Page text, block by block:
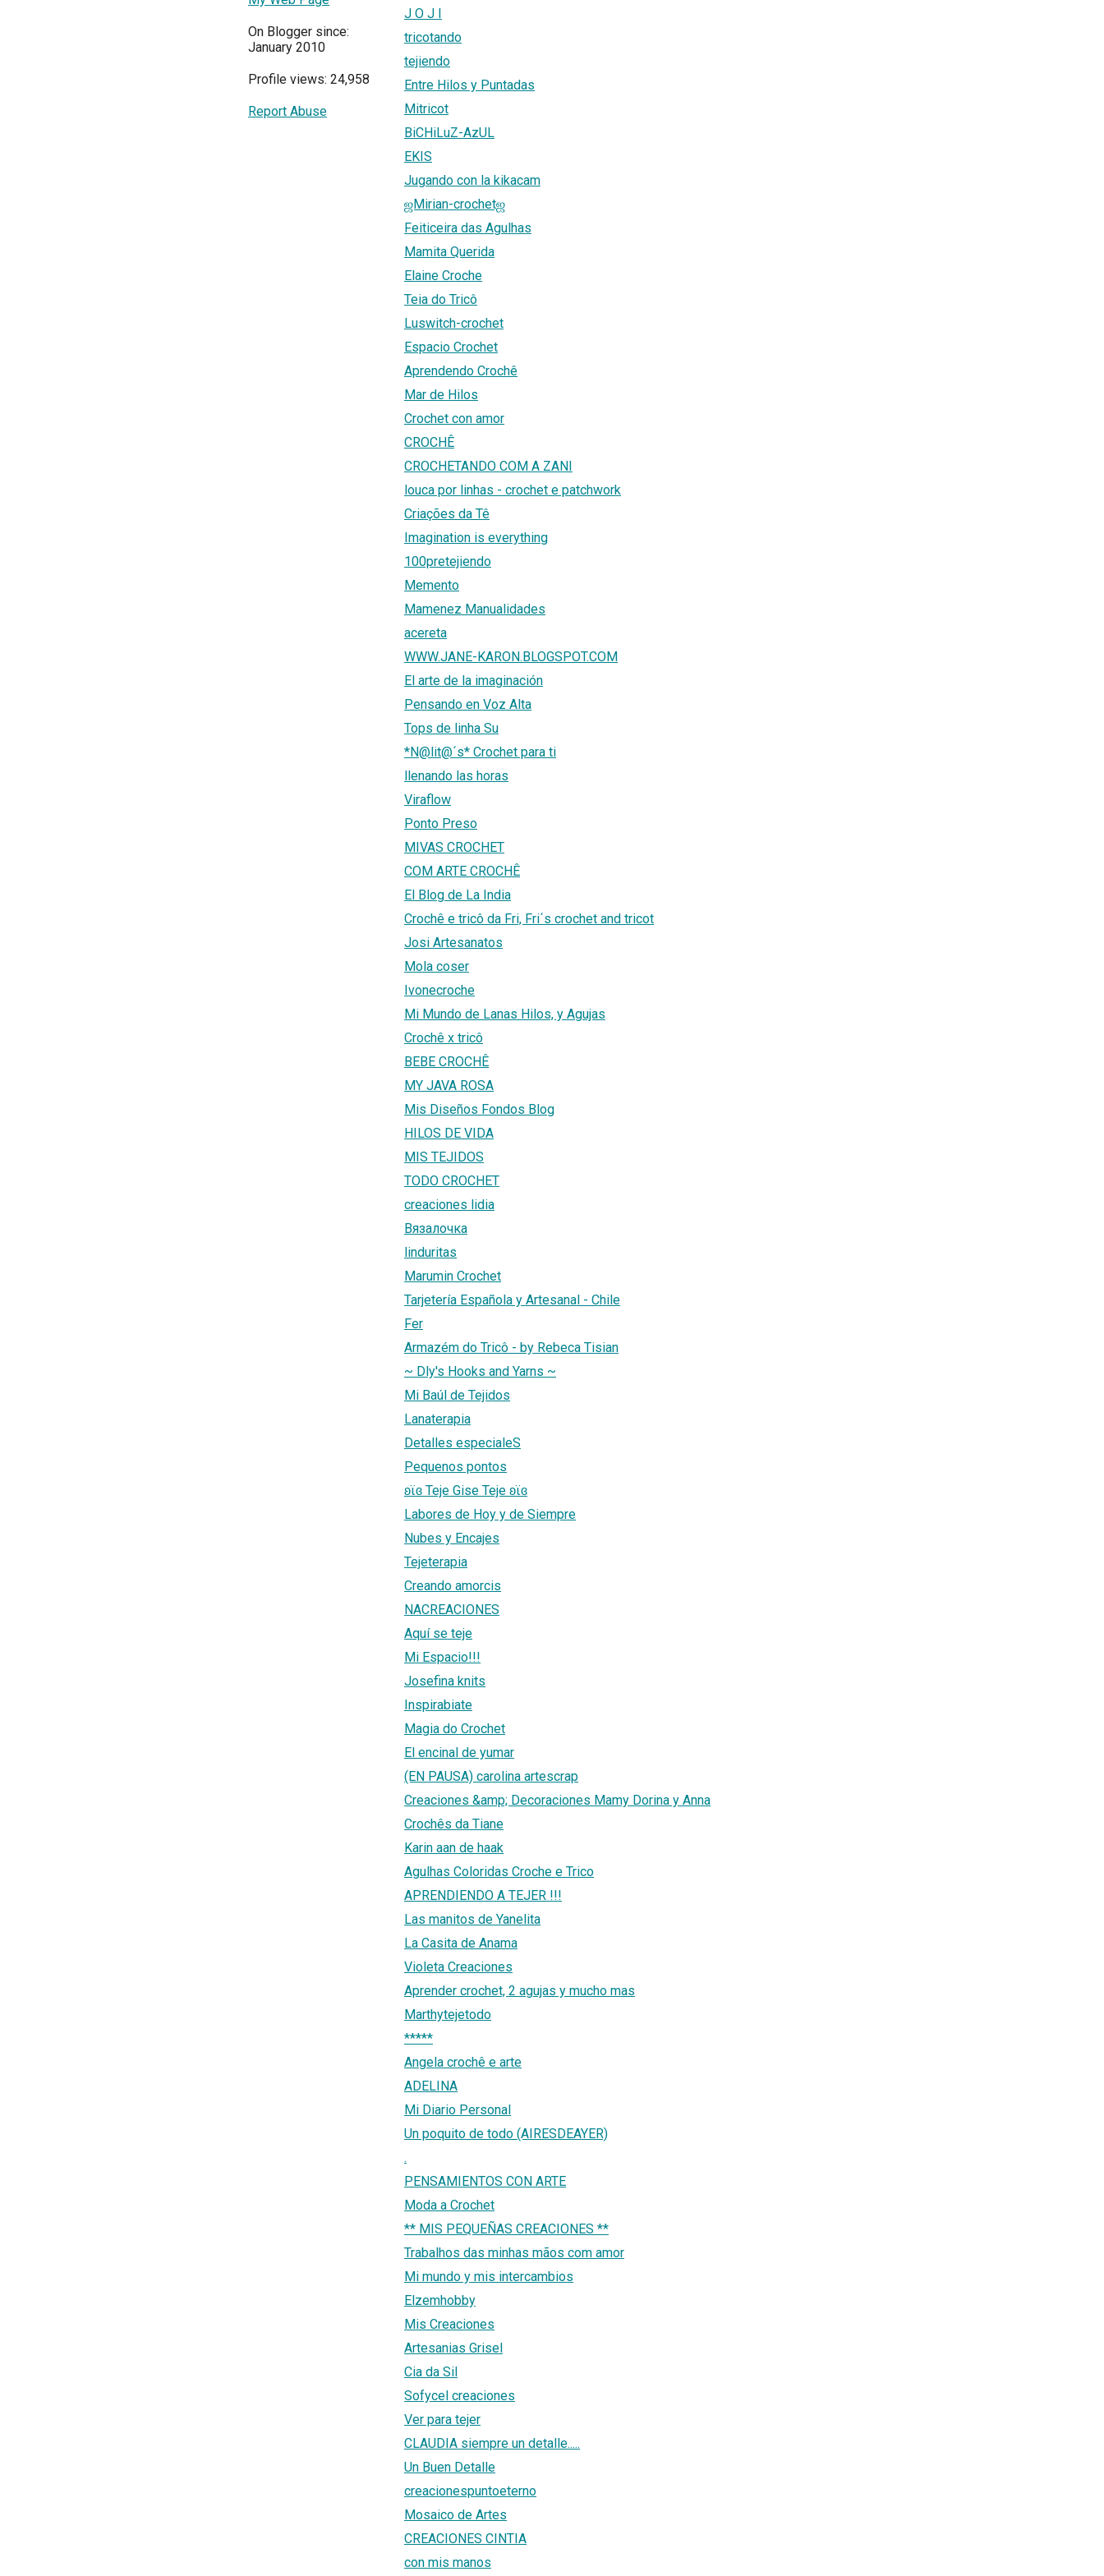
On Blogger since:
January 2010
Profile views: 24,958
Report Abuse
J O J I
tricotando
tejiendo
Entre Hilos y Puntadas
Mitricot
BiCHiLuZ-AzUL
EKIS
Jugando con la kikacam
ஜMirian-crochetஜ
Feiticeira das Agulhas
Mamita Querida
Elaine Croche
Teia do Tricô
Luswitch-crochet
Espacio Crochet
Aprendendo Crochê
Mar de Hilos
Crochet con amor
CROCHÊ
CROCHETANDO COM A ZANI
louca por linhas - crochet e patchwork
Criações da Tê
Imagination is everything
100pretejiendo
Memento
Mamenez Manualidades
acereta
WWW.JANE-KARON.BLOGSPOT.COM
El arte de la imaginación
Pensando en Voz Alta
Tops de linha Su
*N@lit@´s* Crochet para ti
llenando las horas
Viraflow
Ponto Preso
MIVAS CROCHET
COM ARTE CROCHÊ
El Blog de La India
Crochê e tricô da Fri, Fri´s crochet and tricot
Josi Artesanatos
Mola coser
Ivonecroche
Mi Mundo de Lanas Hilos, y Agujas
Crochê x tricô
BEBE CROCHÊ
MY JAVA ROSA
Mis Diseños Fondos Blog
HILOS DE VIDA
MIS TEJIDOS
TODO CROCHET
creaciones lidia
Вязалочка
linduritas
Marumin Crochet
Tarjetería Española y Artesanal - Chile
Fer
Armazém do Tricô - by Rebeca Tisian
~ Dly's Hooks and Yarns ~
Mi Baúl de Tejidos
Lanaterapia
Detalles especialeS
Pequenos pontos
ʚϊɞ Teje Gise Teje ʚϊɞ
Labores de Hoy y de Siempre
Nubes y Encajes
Tejeterapia
Creando amorcis
NACREACIONES
Aquí se teje
Mi Espacio!!!
Josefina knits
Inspirabiate
Magia do Crochet
El encinal de yumar
(EN PAUSA) carolina artescrap
Creaciones &amp; Decoraciones Mamy Dorina y Anna
Crochês da Tiane
Karin aan de haak
Agulhas Coloridas Croche e Trico
APRENDIENDO A TEJER !!!
Las manitos de Yanelita
La Casita de Anama
Violeta Creaciones
Aprender crochet, 2 agujas y mucho mas
Marthytejetodo
*****
Angela crochê e arte
ADELINA
Mi Diario Personal
Un poquito de todo (AIRESDEAYER)
.
PENSAMIENTOS CON ARTE
Moda a Crochet
** MIS PEQUEÑAS CREACIONES **
Trabalhos das minhas mãos com amor
Mi mundo y mis intercambios
Elzemhobby
Mis Creaciones
Artesanias Grisel
Cia da Sil
Sofycel creaciones
Ver para tejer
CLAUDIA siempre un detalle.....
Un Buen Detalle
creacionespuntoeterno
Mosaico de Artes
CREACIONES CINTIA
con mis manos